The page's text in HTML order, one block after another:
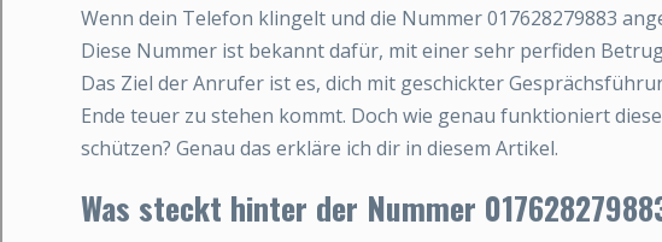
Wenn dein Telefon klingelt und die Nummer 017628279883
Diese Nummer ist bekannt dafür, mit einer sehr perfiden
Das Ziel der Anrufer ist es, dich mit geschickter
Ende teuer zu stehen kommt. Doch wie genau funktioniert
schützen? Genau das erkläre ich dir in diesem Artikel.
Was steckt hinter der Nummer